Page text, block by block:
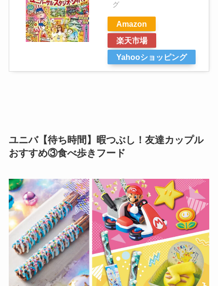
グ
Amazon
楽天市場
Yahooショッピング
ユニバ【待ち時間】暇つぶし！友達カップル
おすすめ③食べ歩きフード